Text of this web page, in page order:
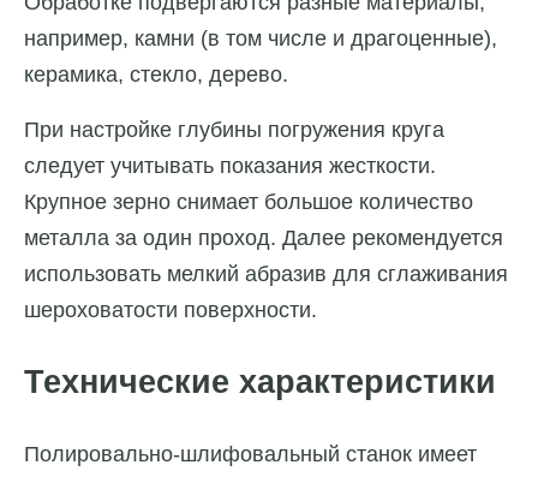
например, камни (в том числе и драгоценные),
керамика, стекло, дерево.
При настройке глубины погружения круга
следует учитывать показания жесткости.
Крупное зерно снимает большое количество
металла за один проход. Далее рекомендуется
использовать мелкий абразив для сглаживания
шероховатости поверхности.
Технические характеристики
Полировально-шлифовальный станок имеет